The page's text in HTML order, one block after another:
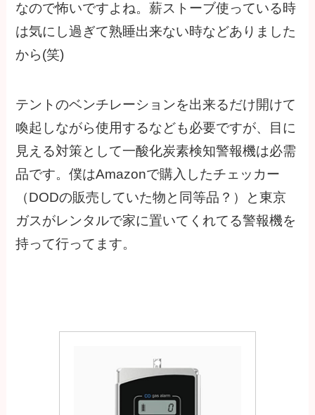
なので怖いですよね。薪ストーブ使っている時
は気にし過ぎて熟睡出来ない時などありました
から(笑)
テントのベンチレーションを出来るだけ開けて
喚起しながら使用するなども必要ですが、目に
見える対策として一酸化炭素検知警報機は必需
品です。僕はAmazonで購入したチェッカー
（DODの販売していた物と同等品？）と東京
ガスがレンタルで家に置いてくれてる警報機を
持って行ってます。